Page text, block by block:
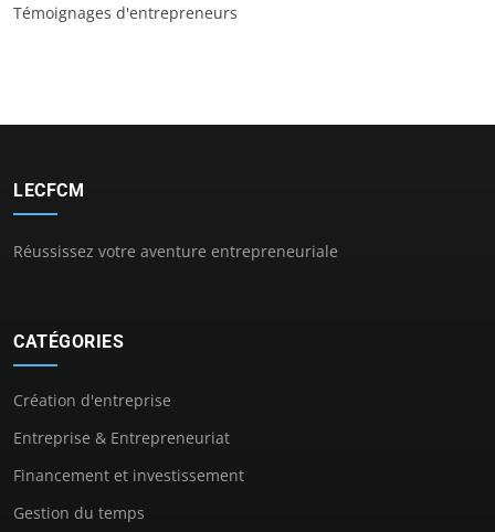
Témoignages d'entrepreneurs
LECFCM
Réussissez votre aventure entrepreneuriale
CATÉGORIES
Création d'entreprise
Entreprise & Entrepreneuriat
Financement et investissement
Gestion du temps